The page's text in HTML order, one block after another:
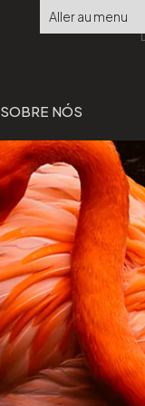
Aller au menu
SOBRE NÓS